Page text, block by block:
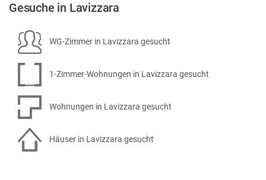
Gesuche in Lavizzara
WG-Zimmer in Lavizzara gesucht
1-Zimmer-Wohnungen in Lavizzara gesucht
Wohnungen in Lavizzara gesucht
Häuser in Lavizzara gesucht